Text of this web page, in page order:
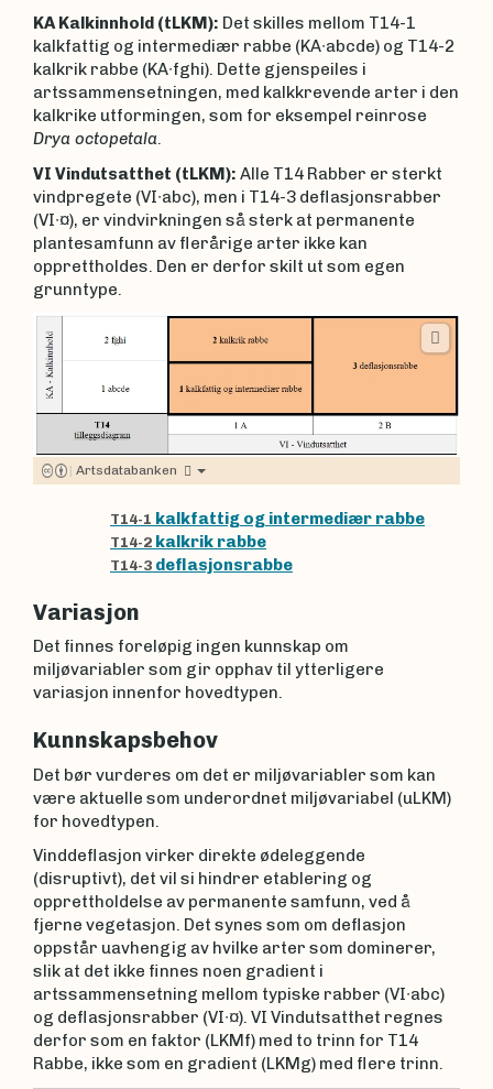
KA Kalkinnhold (tLKM): Det skilles mellom T14-1
kalkfattig og intermediær rabbe (KA∙abcde) og T14-2
kalkrik rabbe (KA∙fghi). Dette gjenspeiles i
artssammensetningen, med kalkkrevende arter i den
kalkrike utformingen, som for eksempel reinrose
Drya octopetala.
VI Vindutsatthet (tLKM): Alle T14 Rabber er sterkt
vindpregete (VI∙abc), men i T14-3 deflasjonsrabber
(VI∙¤), er vindvirkningen så sterk at permanente
plantesamfunn av flerårige arter ikke kan
opprettholdes. Den er derfor skilt ut som egen
grunntype.
| Artsdatabanken
T14-1 kalkfattig og intermediær rabbe
T14-2 kalkrik rabbe
T14-3 deflasjonsrabbe
Variasjon
Det finnes foreløpig ingen kunnskap om
miljøvariabler som gir opphav til ytterligere
variasjon innenfor hovedtypen.
Kunnskapsbehov
Det bør vurderes om det er miljøvariabler som kan
være aktuelle som underordnet miljøvariabel (uLKM)
for hovedtypen.
Vinddeflasjon virker direkte ødeleggende
(disruptivt), det vil si hindrer etablering og
opprettholdelse av permanente samfunn, ved å
fjerne vegetasjon. Det synes som om deflasjon
oppstår uavhengig av hvilke arter som dominerer,
slik at det ikke finnes noen gradient i
artssammensetning mellom typiske rabber (VI∙abc)
og deflasjonsrabber (VI∙¤). VI Vindutsatthet regnes
derfor som en faktor (LKMf) med to trinn for T14
Rabbe, ikke som en gradient (LKMg) med flere trinn.